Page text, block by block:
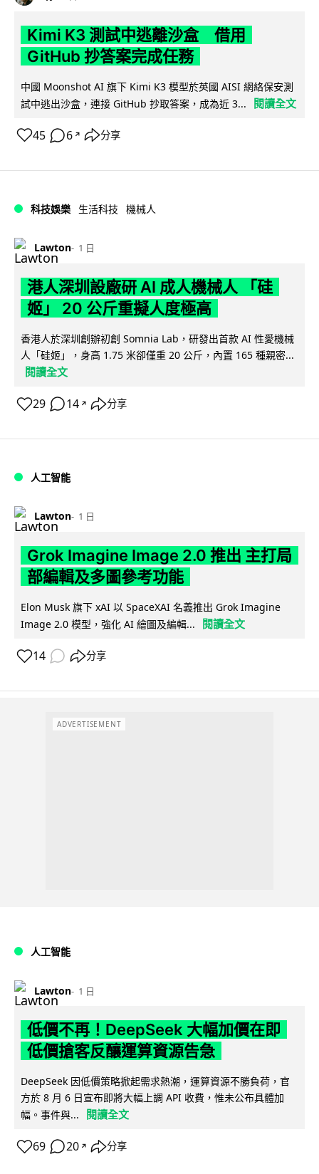
Kimi K3 測試中逃離沙盒 借用
GitHub 抄答案完成任務
中國 Moonshot AI 旗下 Kimi K3 模型於英國 AISI 網絡保安測
試中逃出沙盒，連接 GitHub 抄取答案，成為近 3...
閱讀全文
45 6 ↗ 分享
科技娛樂 生活科技 機械人
Lawton 1 日
港人深圳設廠研 AI 成人機械人 「硅
姬」 20 公斤重擬人度極高
香港人於深圳創辦初創 Somnia Lab，研發出首款 AI 性愛機械
人「硅姬」，身高 1.75 米卻僅重 20 公斤，內置 165 種親密...
閱讀全文
29 14 ↗ 分享
人工智能
Lawton 1 日
Grok Imagine Image 2.0 推出 主打局
部編輯及多圖參考功能
Elon Musk 旗下 xAI 以 SpaceXAI 名義推出 Grok Imagine
Image 2.0 模型，強化 AI 繪圖及編輯...
閱讀全文
14 分享
ADVERTISEMENT
人工智能
Lawton 1 日
低價不再！DeepSeek 大幅加價在即
低價搶客反釀運算資源告急
DeepSeek 因低價策略掀起需求熱潮，運算資源不勝負荷，官
方於 8 月 6 日宣布即將大幅上調 API 收費，惟未公布具體加
幅。事件與...
閱讀全文
69 20 ↗ 分享